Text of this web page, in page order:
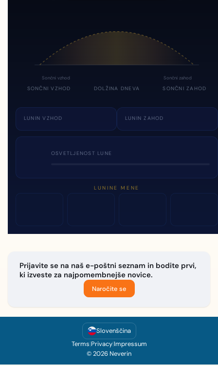
Sončni vzhod Sončni zahod
SONČNI VZHOD DOLŽINA DNEVA SONČNI ZAHOD
LUNIN VZHOD LUNIN ZAHOD
OSVETLJENOST LUNE
LUNINE MENE
Prijavite se na naš e-poštni seznam in bodite prvi,
ki izveste za najpomembnejše novice.
Naročite se
Slovenščina
Terms|Privacy|Impressum
© 2026 Neverin